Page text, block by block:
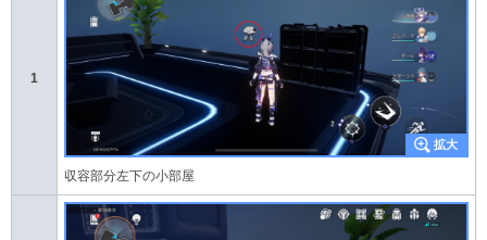
1
収容部分左下の小部屋